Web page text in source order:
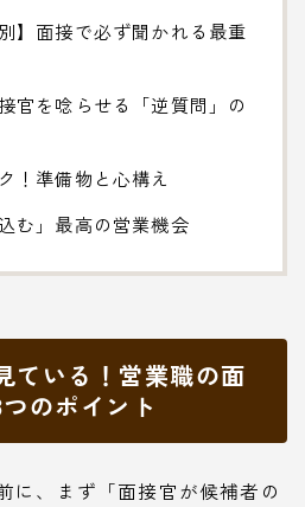
】面接で必ず聞かれる最重
官を唸らせる「逆質問」の
！準備物と心構え
む」最高の営業機会
ている！営業職の面
のポイント
に、まず「面接官が候補者の